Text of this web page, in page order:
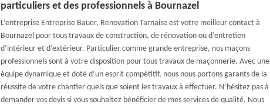
particuliers et des professionnels à Bournazel
L’entreprise Entreprise Bauer, Renovation Tarnaise est votre meilleur contact à
Bournazel pour tous travaux de construction, de rénovation ou d’entretien
d’intérieur et d’extérieur. Particulier comme grande entreprise, nos maçons
professionnels sont à votre disposition pour tous travaux de maçonnerie. Avec une
équipe dynamique et doté d’un esprit compétitif, nous nous portons garants de la
réussite de votre chantier quels que soient les travaux à effectuer. N’hésitez pas à
demander vos devis si vous souhaitez bénéficier de mes services de qualité. Nous